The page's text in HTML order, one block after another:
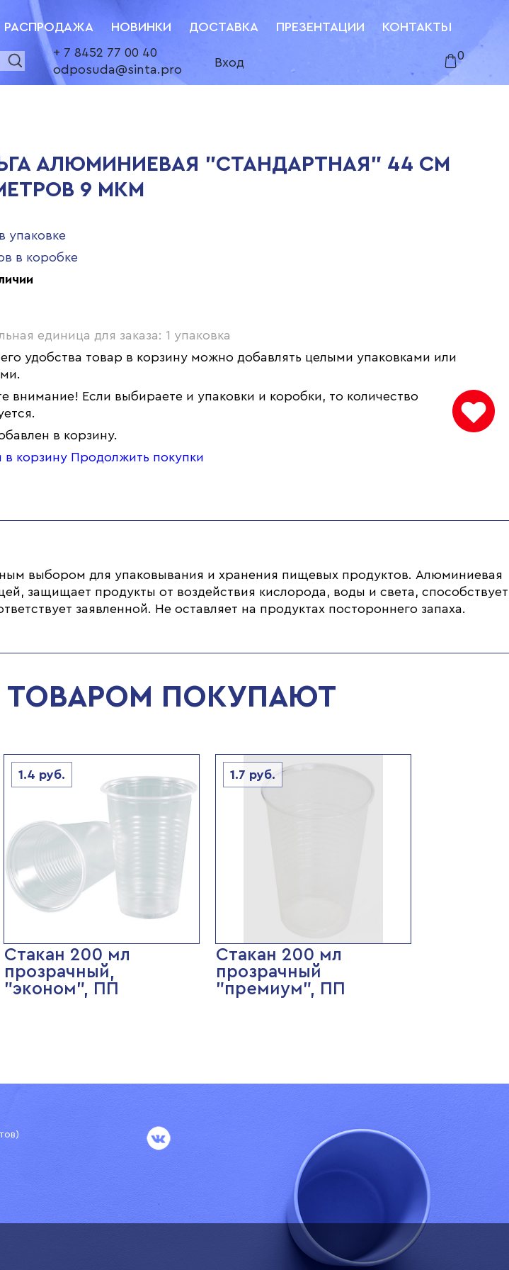
РАСПРОДАЖА НОВИНКИ ДОСТАВКА ПРЕЗЕНТАЦИИ
КОНТАКТЫ
+ 7 8452 77 00 40
odposuda@sinta.pro
Вход
0
АЛЮМИНИЕВАЯ "СТАНДАРТНАЯ" 44 СМ
9 МКМ
упаковке
в коробке
единица для заказа: 1 упаковка
удобства товар в корзину можно добавлять целыми упаковками или
внимание! Если выбираете и упаковки и коробки, то количество
в корзину.
в корзину Продолжить покупки
выбором для упаковывания и хранения пищевых продуктов. Алюминиевая
защищает продукты от воздействия кислорода, воды и света, способствует
заявленной. Не оставляет на продуктах постороннего запаха.
ТОВАРОМ ПОКУПАЮТ
1.4 руб.
Стакан 200 мл
прозрачный,
"эконом", ПП
1.7 руб.
Стакан 200 мл
прозрачный
"премиум", ПП